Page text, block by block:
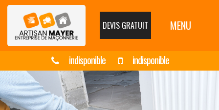
DEVIS GRATUIT MENU
indisponible indisponible